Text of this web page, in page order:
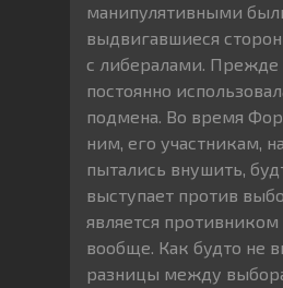
манипулятивными
выдвигавшиеся
с либералами. Прежде
постоянно
подмена. Во время
ним, его участникам,
пытались внушить,
выступает против
является
вообще. Как будто не
разницы между